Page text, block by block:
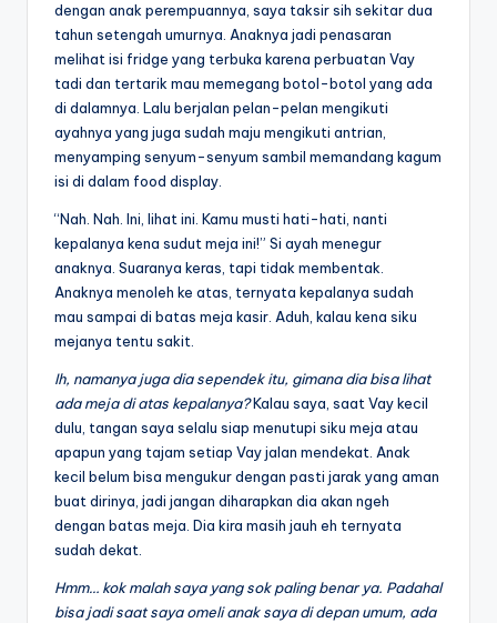
dengan anak perempuannya, saya taksir sih sekitar dua
tahun setengah umurnya. Anaknya jadi penasaran
melihat isi fridge yang terbuka karena perbuatan Vay
tadi dan tertarik mau memegang botol-botol yang ada
di dalamnya. Lalu berjalan pelan-pelan mengikuti
ayahnya yang juga sudah maju mengikuti antrian,
menyamping senyum-senyum sambil memandang kagum
isi di dalam food display.
“Nah. Nah. Ini, lihat ini. Kamu musti hati-hati, nanti
kepalanya kena sudut meja ini!” Si ayah menegur
anaknya. Suaranya keras, tapi tidak membentak.
Anaknya menoleh ke atas, ternyata kepalanya sudah
mau sampai di batas meja kasir. Aduh, kalau kena siku
mejanya tentu sakit.
Ih, namanya juga dia sependek itu, gimana dia bisa lihat
ada meja di atas kepalanya?Kalau saya, saat Vay kecil
dulu, tangan saya selalu siap menutupi siku meja atau
apapun yang tajam setiap Vay jalan mendekat. Anak
kecil belum bisa mengukur dengan pasti jarak yang aman
buat dirinya, jadi jangan diharapkan dia akan ngeh
dengan batas meja. Dia kira masih jauh eh ternyata
sudah dekat.
Hmm… kok malah saya yang sok paling benar ya. Padahal
bisa jadi saat saya omeli anak saya di depan umum, ada